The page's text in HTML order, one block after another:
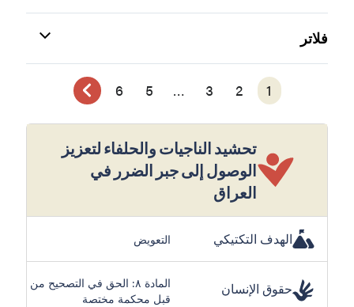
فلاتر
1
2
3
…
5
6
تحشيد الناجيات والحلفاء لتعزيز
الوصول إلى جبر الضرر في
العراق
الهدف التكتيكي التعويض
حقوق الإنسان
المادة ٨: الحق في التصحيح من
قبل محكمة مختصة